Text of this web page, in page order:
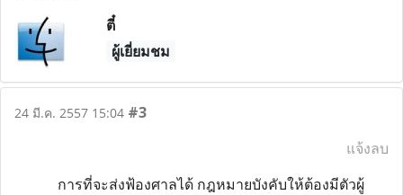
ตี๋
ผู้เยี่ยมชม
24 มี.ค. 2557 15:04 #3
แจ้งลบ
การที่จะส่งฟ้องศาลได้ กฎหมายบังคับให้ต้องมีตัวผู้